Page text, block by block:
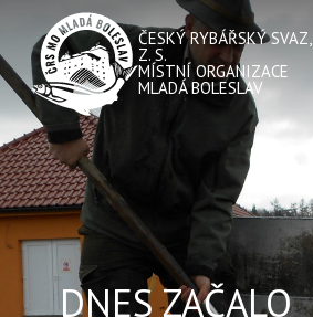
ČESKÝ RYBÁŘSKÝ SVAZ,
Z. S.
MÍSTNÍ ORGANIZACE
MLADÁ BOLESLAV
DNES ZAČALO